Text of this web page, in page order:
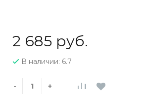
2 685 руб.
В наличии: 6.7
- +